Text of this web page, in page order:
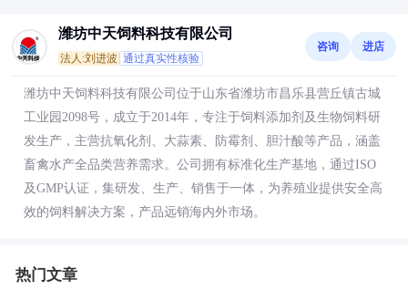
潍坊中天饲料科技有限公司
法人:刘进波 通过真实性核验
咨询 进店
潍坊中天饲料科技有限公司位于山东省潍坊市昌乐县营丘镇古城
工业园2098号，成立于2014年，专注于饲料添加剂及生物饲料研
发生产，主营抗氧化剂、大蒜素、防霉剂、胆汁酸等产品，涵盖
畜禽水产全品类营养需求。公司拥有标准化生产基地，通过ISO
及GMP认证，集研发、生产、销售于一体，为养殖业提供安全高
效的饲料解决方案，产品远销海内外市场。
热门文章